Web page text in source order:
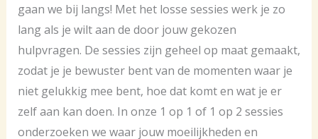
gaan we bij langs! Met het losse sessies werk je zo
lang als je wilt aan de door jouw gekozen
hulpvragen. De sessies zijn geheel op maat gemaakt,
zodat je je bewuster bent van de momenten waar je
niet gelukkig mee bent, hoe dat komt en wat je er
zelf aan kan doen. In onze 1 op 1 of 1 op 2 sessies
onderzoeken we waar jouw moeilijkheden en